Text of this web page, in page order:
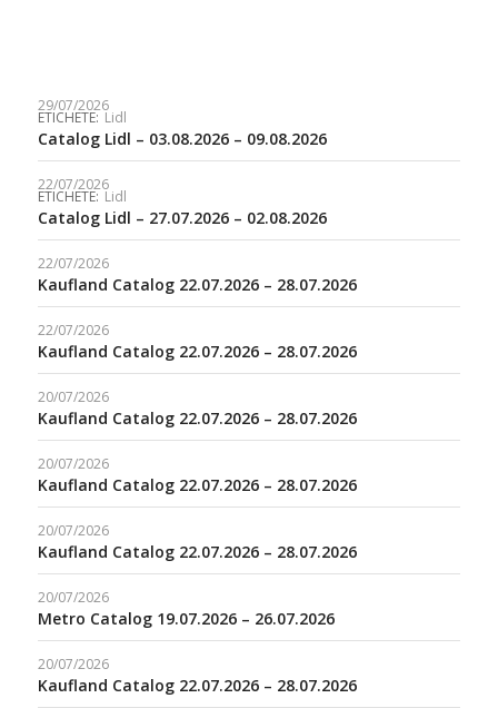
29/07/2026
ETICHETE: Lidl
Catalog Lidl – 03.08.2026 – 09.08.2026
22/07/2026
ETICHETE: Lidl
Catalog Lidl – 27.07.2026 – 02.08.2026
22/07/2026
Kaufland Catalog 22.07.2026 – 28.07.2026
22/07/2026
Kaufland Catalog 22.07.2026 – 28.07.2026
20/07/2026
Kaufland Catalog 22.07.2026 – 28.07.2026
20/07/2026
Kaufland Catalog 22.07.2026 – 28.07.2026
20/07/2026
Kaufland Catalog 22.07.2026 – 28.07.2026
20/07/2026
Metro Catalog 19.07.2026 – 26.07.2026
20/07/2026
Kaufland Catalog 22.07.2026 – 28.07.2026